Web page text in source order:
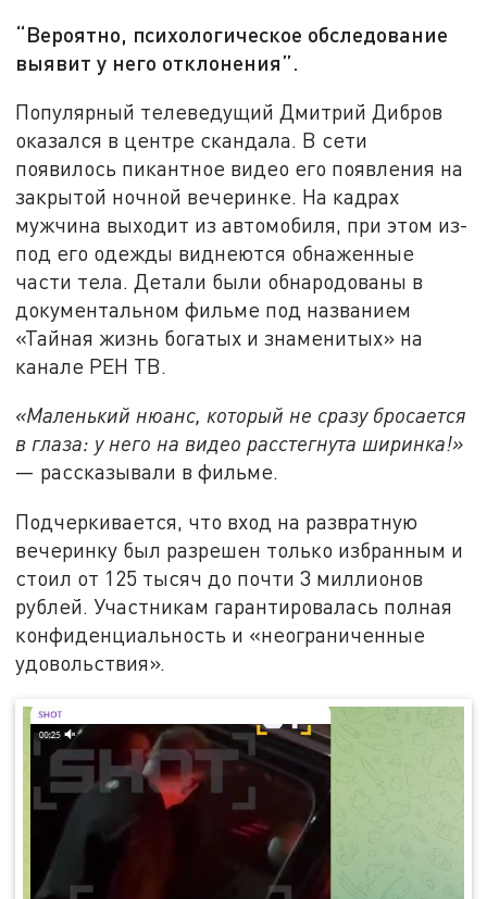
“Вероятно, психологическое обследование
выявит у него отклонения”.
Популярный телеведущий Дмитрий Дибров
оказался в центре скандала. В сети
появилось пикантное видео его появления на
закрытой ночной вечеринке. На кадрах
мужчина выходит из автомобиля, при этом из-
под его одежды виднеются обнаженные
части тела. Детали были обнародованы в
документальном фильме под названием
«Тайная жизнь богатых и знаменитых» на
канале РЕН ТВ.
«Маленький нюанс, который не сразу бросается
в глаза: у него на видео расстегнута ширинка!»
— рассказывали в фильме.
Подчеркивается, что вход на развратную
вечеринку был разрешен только избранным и
стоил от 125 тысяч до почти 3 миллионов
рублей. Участникам гарантировалась полная
конфиденциальность и «неограниченные
удовольствия».